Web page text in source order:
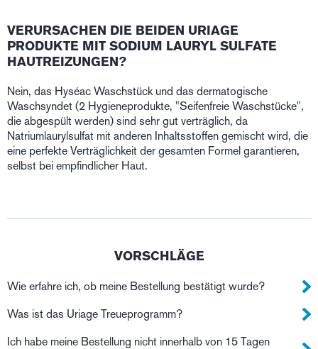
VERURSACHEN DIE BEIDEN URIAGE
PRODUKTE MIT SODIUM LAURYL SULFATE
HAUTREIZUNGEN?
Nein, das Hyséac Waschstück und das dermatogische
Waschsyndet (2 Hygieneprodukte, "Seifenfreie Waschstücke",
die abgespült werden) sind sehr gut verträglich, da
Natriumlaurylsulfat mit anderen Inhaltsstoffen gemischt wird, die
eine perfekte Verträglichkeit der gesamten Formel garantieren,
selbst bei empfindlicher Haut.
VORSCHLÄGE
Wie erfahre ich, ob meine Bestellung bestätigt wurde?
Was ist das Uriage Treueprogramm?
Ich habe meine Bestellung nicht innerhalb von 15 Tagen